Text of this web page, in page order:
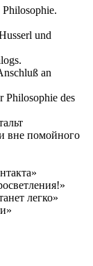
Philosophie.
und
an
Philosophie des
вне помойного
легко»